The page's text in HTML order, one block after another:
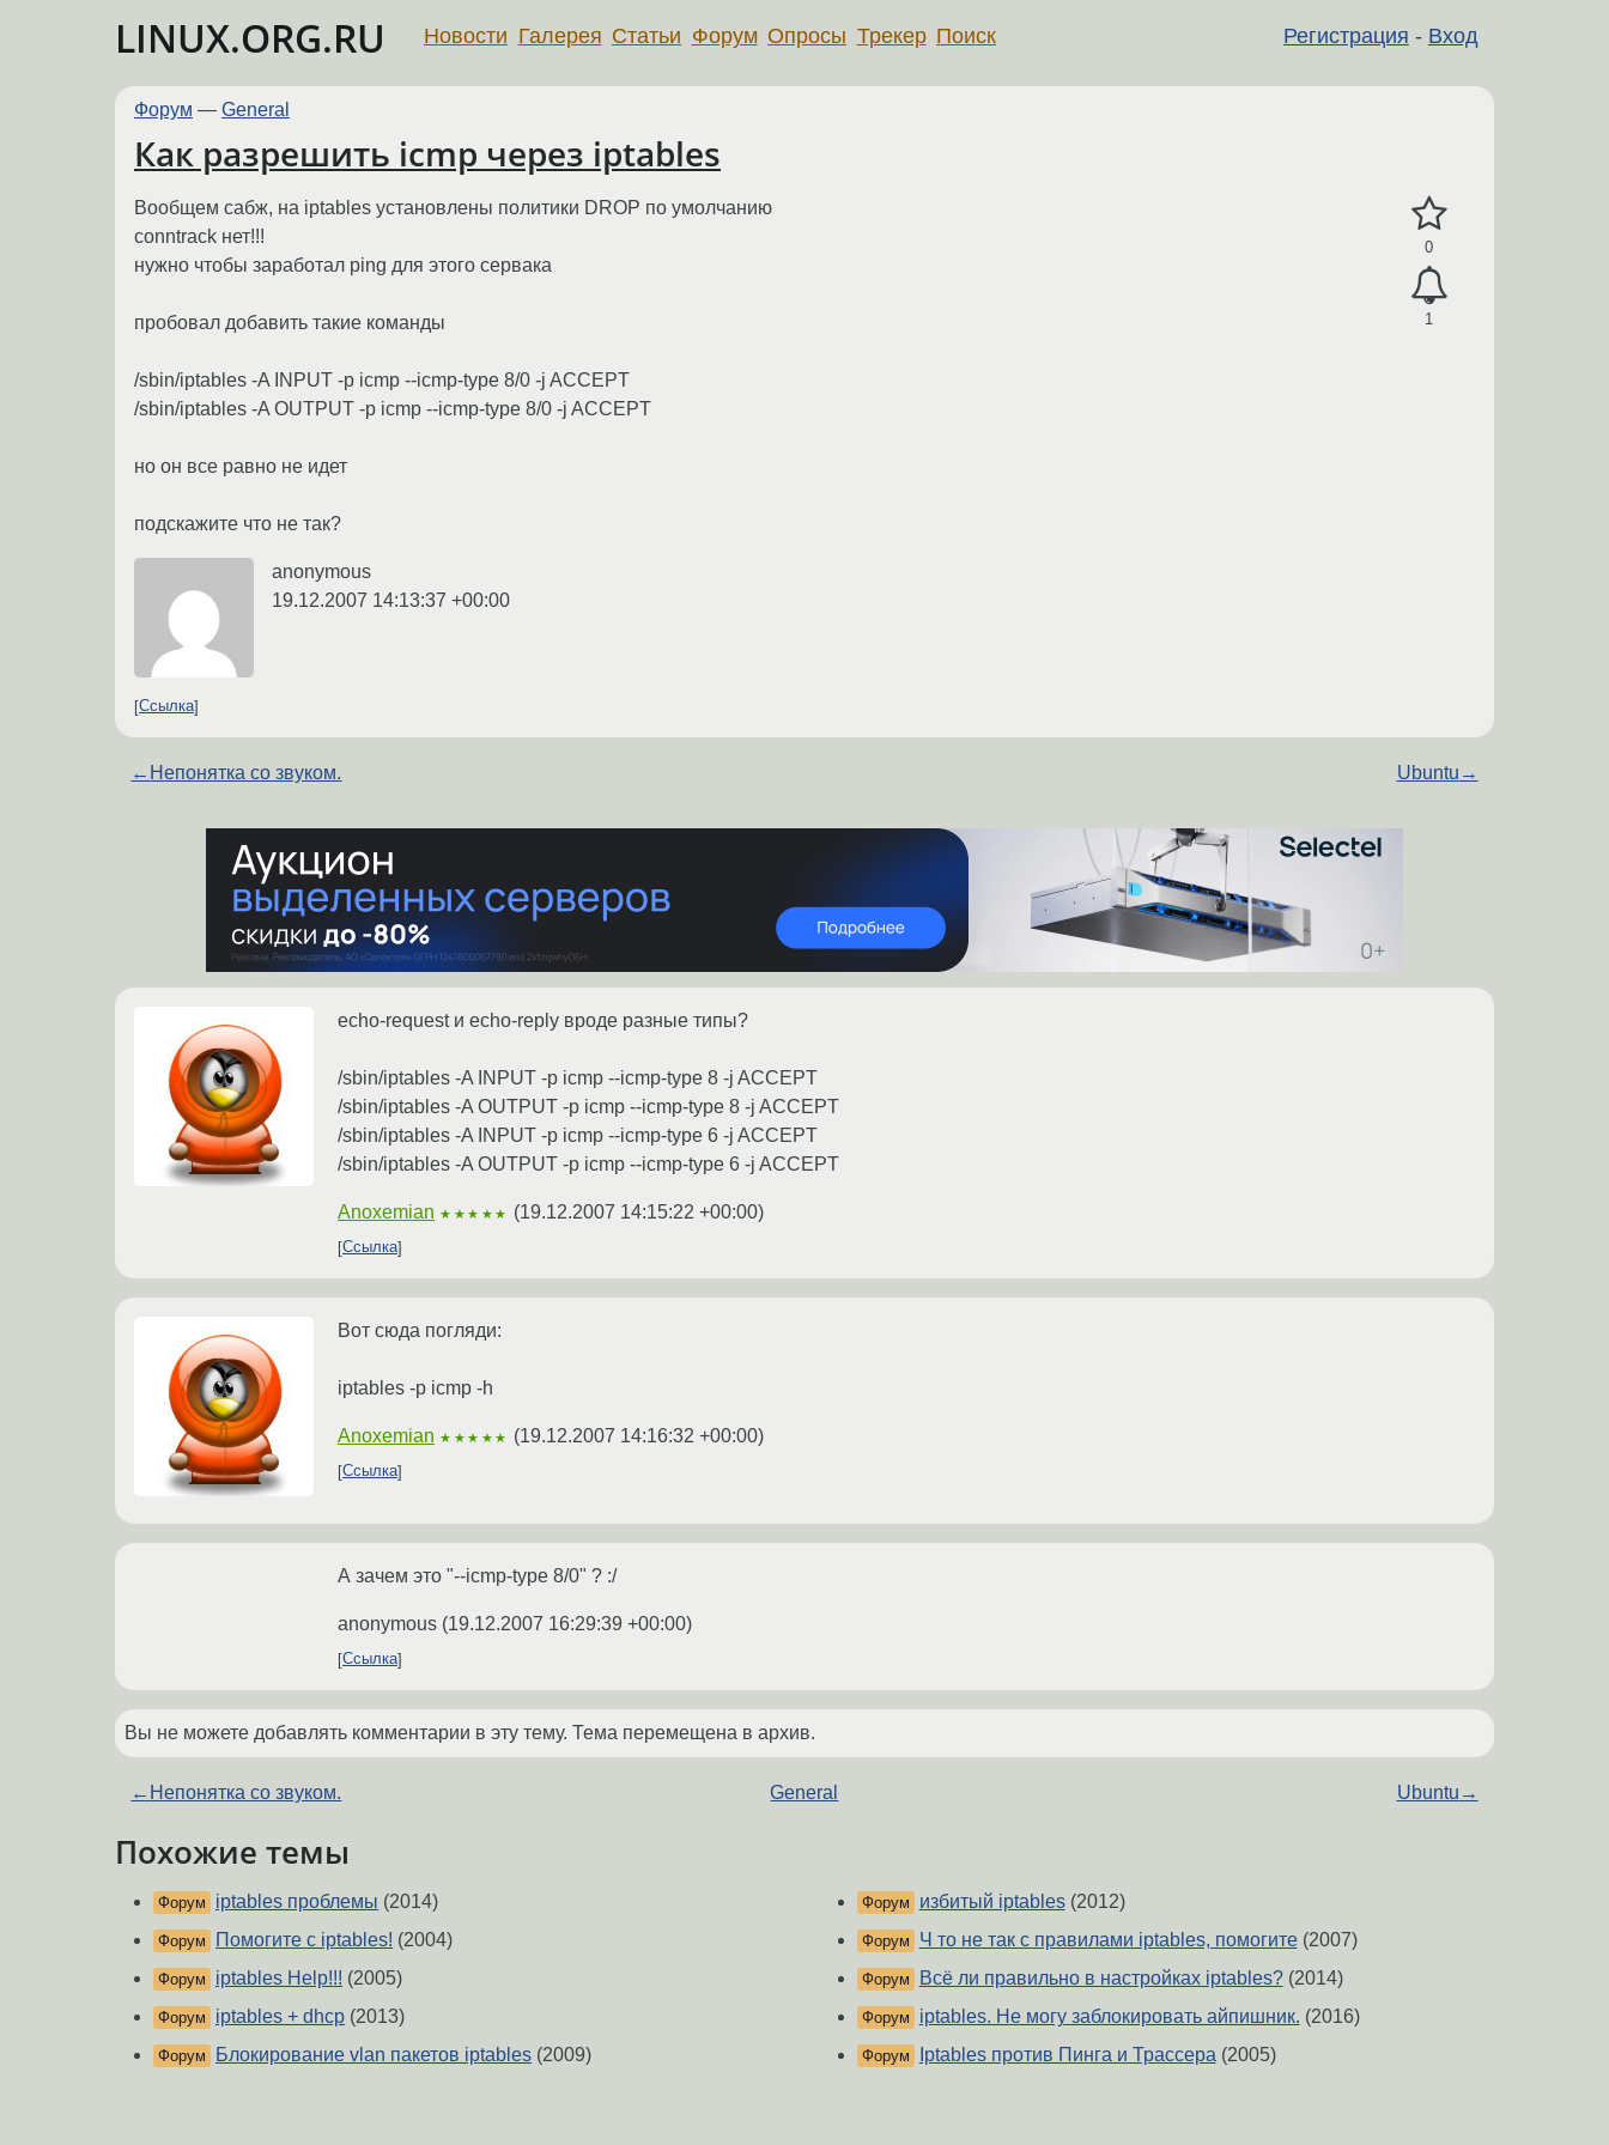
LINUX.ORG.RU Регистрация - Вход
Новости Галерея Статьи Форум Опросы Трекер Поиск
Форум — General
Как разрешить icmp через iptables
0
1
Вообщем сабж, на iptables установлены политики DROP по умолчанию
conntrack нет!!!
нужно чтобы заработал ping для этого сервака
пробовал добавить такие команды
/sbin/iptables -A INPUT -p icmp --icmp-type 8/0 -j ACCEPT
/sbin/iptables -A OUTPUT -p icmp --icmp-type 8/0 -j ACCEPT
но он все равно не идет
подскажите что не так?
anonymous
19.12.2007 14:13:37 +00:00
Ссылка
← Непонятка со звуком. Ubuntu →
echo-request и echo-reply вроде разные типы?
/sbin/iptables -A INPUT -p icmp --icmp-type 8 -j ACCEPT
/sbin/iptables -A OUTPUT -p icmp --icmp-type 8 -j ACCEPT
/sbin/iptables -A INPUT -p icmp --icmp-type 6 -j ACCEPT
/sbin/iptables -A OUTPUT -p icmp --icmp-type 6 -j ACCEPT
Anoxemian ★★★★★ (19.12.2007 14:15:22 +00:00)
Ссылка
Вот сюда погляди:
iptables -p icmp -h
Anoxemian ★★★★★ (19.12.2007 14:16:32 +00:00)
Ссылка
А зачем это "--icmp-type 8/0" ? :/
anonymous (19.12.2007 16:29:39 +00:00)
Ссылка
Вы не можете добавлять комментарии в эту тему. Тема перемещена в архив.
← Непонятка со звуком. General Ubuntu →
Похожие темы
Форум iptables проблемы (2014)
Форум Помогите c iptables! (2004)
Форум iptables Help!!! (2005)
Форум iptables + dhcp (2013)
Форум Блокирование vlan пакетов iptables (2009)
Форум избитый iptables(2012)
Форум Ч то не так с правилами iptables, помогите(2007)
Форум Всё ли правильно в настройках iptables?(2014)
Форум iptables. Не могу заблокировать айпишник. (2016)
Форум Iptables против Пинга и Трассера(2005)